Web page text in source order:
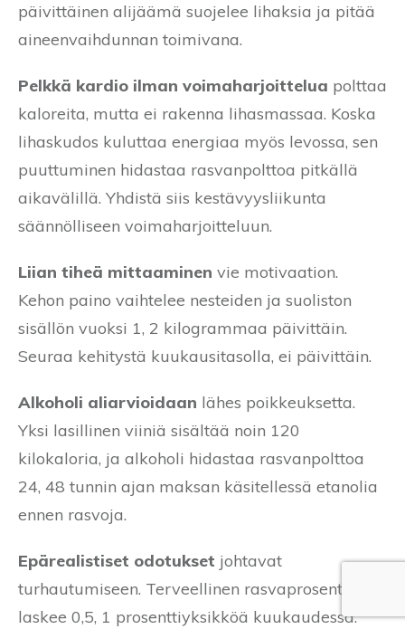
päivittäinen alijäämä suojelee lihaksia ja pitää
aineenvaihdunnan toimivana.
Pelkkä kardio ilman voimaharjoittelua polttaa
kaloreita, mutta ei rakenna lihasmassaa. Koska
lihaskudos kuluttaa energiaa myös levossa, sen
puuttuminen hidastaa rasvanpolttoa pitkällä
aikavälillä. Yhdistä siis kestävyysliikunta
säännölliseen voimaharjoitteluun.
Liian tiheä mittaaminen vie motivaation.
Kehon paino vaihtelee nesteiden ja suoliston
sisällön vuoksi 1, 2 kilogrammaa päivittäin.
Seuraa kehitystä kuukausitasolla, ei päivittäin.
Alkoholi aliarvioidaan lähes poikkeuksetta.
Yksi lasillinen viiniä sisältää noin 120
kilokaloria, ja alkoholi hidastaa rasvanpolttoa
24, 48 tunnin ajan maksan käsitellessä etanolia
ennen rasvoja.
Epärealistiset odotukset johtavat
turhautumiseen. Terveellinen rasvaprosentti
laskee 0,5, 1 prosenttiyksikköä kuukaudessa.